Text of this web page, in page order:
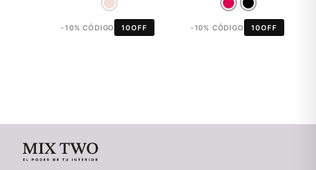
-10% CÓDIGO 10OFF -10% CÓDIGO 10OFF